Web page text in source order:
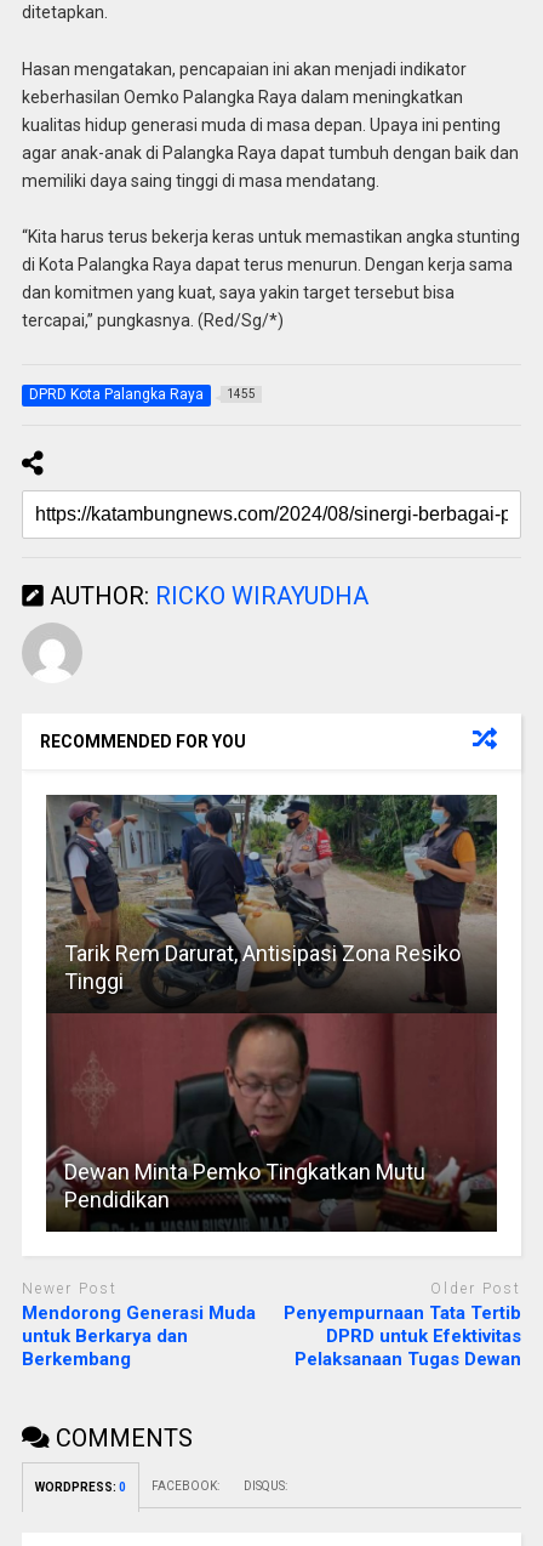
ditetapkan.
Hasan mengatakan, pencapaian ini akan menjadi indikator
keberhasilan Oemko Palangka Raya dalam meningkatkan
kualitas hidup generasi muda di masa depan. Upaya ini penting
agar anak-anak di Palangka Raya dapat tumbuh dengan baik dan
memiliki daya saing tinggi di masa mendatang.
“Kita harus terus bekerja keras untuk memastikan angka stunting
di Kota Palangka Raya dapat terus menurun. Dengan kerja sama
dan komitmen yang kuat, saya yakin target tersebut bisa
tercapai,” pungkasnya. (Red/Sg/*)
DPRD Kota Palangka Raya 1455
AUTHOR: RICKO WIRAYUDHA
RECOMMENDED FOR YOU
Tarik Rem Darurat, Antisipasi Zona Resiko
Tinggi
Dewan Minta Pemko Tingkatkan Mutu
Pendidikan
Newer Post
Mendorong Generasi Muda
untuk Berkarya dan
Berkembang
Older Post
Penyempurnaan Tata Tertib
DPRD untuk Efektivitas
Pelaksanaan Tugas Dewan
COMMENTS
WORDPRESS: 0 FACEBOOK: DISQUS: